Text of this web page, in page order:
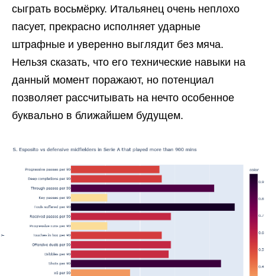
сыграть восьмёрку. Итальянец очень неплохо
пасует, прекрасно исполняет ударные
штрафные и уверенно выглядит без мяча.
Нельзя сказать, что его технические навыки на
данный момент поражают, но потенциал
позволяет рассчитывать на нечто особенное
буквально в ближайшем будущем.